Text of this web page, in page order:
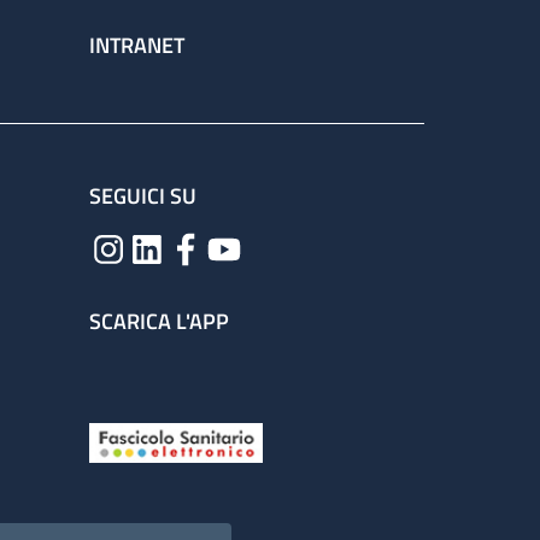
INTRANET
SEGUICI SU
SCARICA L'APP